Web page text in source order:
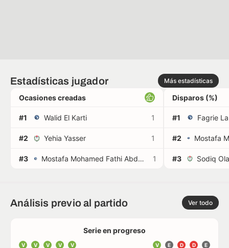
Estadísticas jugador Más estadísticas
Ocasiones creadas
#1 Walid El Karti 1
#2 Yehia Yasser 1
#3 Mostafa Mohamed Fathi Abdel Hameid Mohamed Abdalla 1
Disparos (%)
#1 Fagrie
#2
#3
Análisis previo al partido Ver todo
Serie en progreso
V V V V V E
D
D
E
V